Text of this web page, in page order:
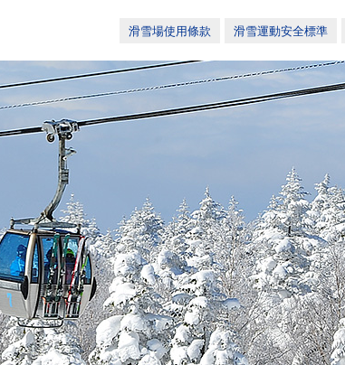
滑雪場使用條款 滑雪運動安全標準